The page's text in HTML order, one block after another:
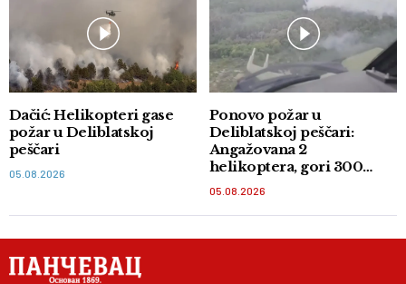
Dačić: Helikopteri gase
požar u Deliblatskoj
peščari
05.08.2026
Ponovo požar u
Deliblatskoj peščari:
Angažovana 2
helikoptera, gori 300
05.08.2026